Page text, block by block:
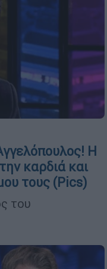
Η
καρδιά και
τους (Pics)
του